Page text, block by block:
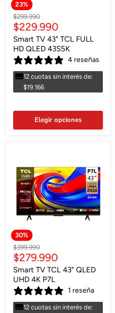
23%
Precio
original
$299.990
Precio
actual
$229.990
Smart TV 43" TCL FULL
HD QLED 43S5K
4 reseñas
12 cuotas sin interés de:
$19.166
Elegir opciones
30%
Precio
original
$399.990
Precio
actual
$279.990
Smart TV TCL 43" QLED
UHD 4K P7L
1 reseña
12 cuotas sin interés de: